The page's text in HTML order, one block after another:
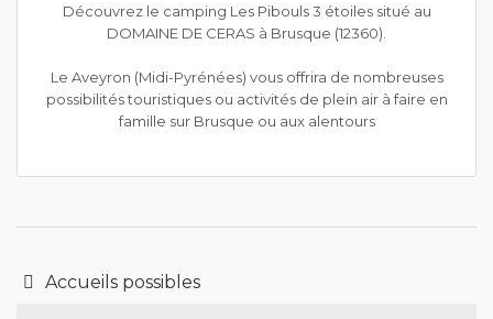
Découvrez le camping Les Pibouls 3 étoiles situé au
DOMAINE DE CERAS à Brusque (12360).
Le Aveyron (Midi-Pyrénées) vous offrira de nombreuses
possibilités touristiques ou activités de plein air à faire en
famille sur Brusque ou aux alentours
Accueils possibles